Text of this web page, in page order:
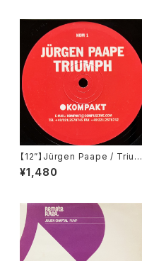
【12”】Jürgen Paape / Trium
ph (Kompakt) (KOM 1)
¥1,480